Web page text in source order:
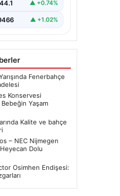
▲ +0.74%
▲ +1.02%
Fenerbahçe
Konservesi
Bebeğin Yaşam
Kalite ve bahçe
– NEC Nijmegen
Dolu
Osimhen Endişesi: